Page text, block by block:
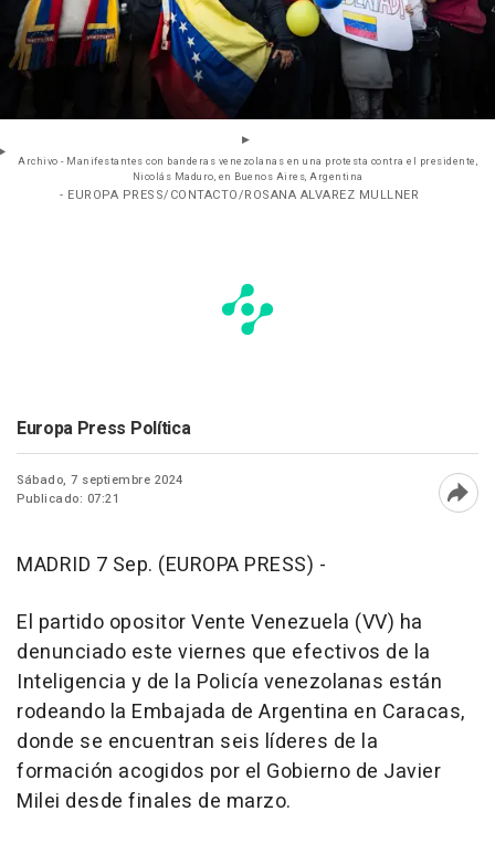
Archivo - Manifestantes con banderas venezolanas en una protesta contra el presidente,
Nicolás Maduro, en Buenos Aires, Argentina
- EUROPA PRESS/CONTACTO/ROSANA ALVAREZ MULLNER
Europa Press Política
Sábado, 7 septiembre 2024
Publicado: 07:21
MADRID 7 Sep. (EUROPA PRESS) -
El partido opositor Vente Venezuela (VV) ha
denunciado este viernes que efectivos de la
Inteligencia y de la Policía venezolanas están
rodeando la Embajada de Argentina en Caracas,
donde se encuentran seis líderes de la
formación acogidos por el Gobierno de Javier
Milei desde finales de marzo.